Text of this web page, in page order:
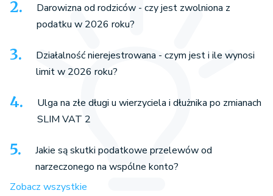
Darowizna od rodziców - czy jest zwolniona z
podatku w 2026 roku?
Działalność nierejestrowana - czym jest i ile wynosi
limit w 2026 roku?
Ulga na złe długi u wierzyciela i dłużnika po zmianach
SLIM VAT 2
Jakie są skutki podatkowe przelewów od
narzeczonego na wspólne konto?
Zobacz wszystkie